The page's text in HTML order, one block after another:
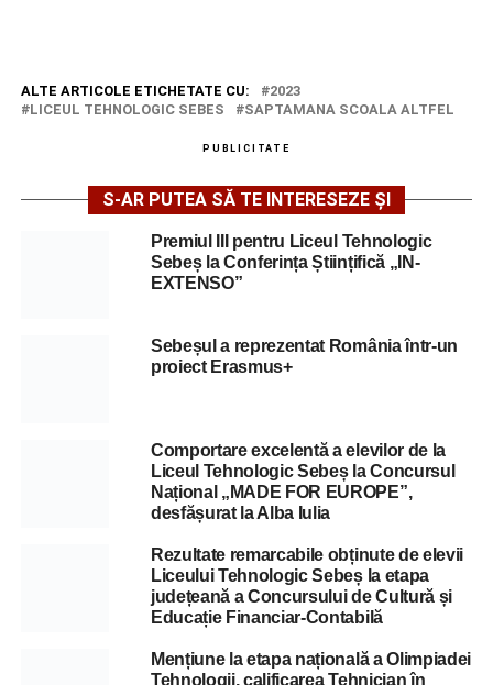
ALTE ARTICOLE ETICHETATE CU:
2023
LICEUL TEHNOLOGIC SEBES
SAPTAMANA SCOALA ALTFEL
PUBLICITATE
S-AR PUTEA SĂ TE INTERESEZE ȘI
Premiul III pentru Liceul Tehnologic
Sebeș la Conferința Științifică „IN-
EXTENSO”
Sebeșul a reprezentat România într-un
proiect Erasmus+
Comportare excelentă a elevilor de la
Liceul Tehnologic Sebeș la Concursul
Național „MADE FOR EUROPE”,
desfășurat la Alba Iulia
Rezultate remarcabile obținute de elevii
Liceului Tehnologic Sebeș la etapa
județeană a Concursului de Cultură și
Educație Financiar-Contabilă
Mențiune la etapa națională a Olimpiadei
Tehnologii, calificarea Tehnician în